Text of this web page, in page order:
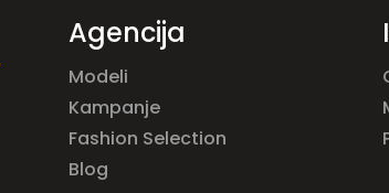
Agencija
Modeli
Kampanje
Fashion Selection
Blog